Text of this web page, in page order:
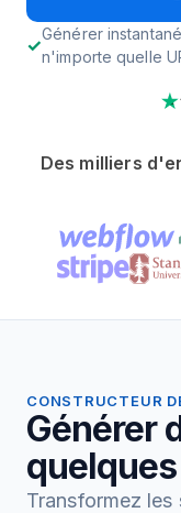
Générer
n'importe quelle
Des milliers
CONSTRUCTEUR
Générer
Transformez les